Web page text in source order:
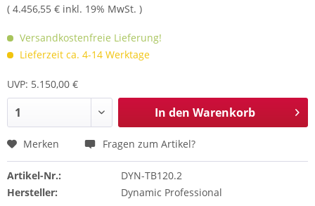
( 4.456,55 € inkl. 19% MwSt. )
Versandkostenfreie Lieferung!
Lieferzeit ca. 4-14 Werktage
UVP: 5.150,00 €
In den Warenkorb
Merken Fragen zum Artikel?
Artikel-Nr.:
DYN-TB120.2
Hersteller:
Dynamic Professional